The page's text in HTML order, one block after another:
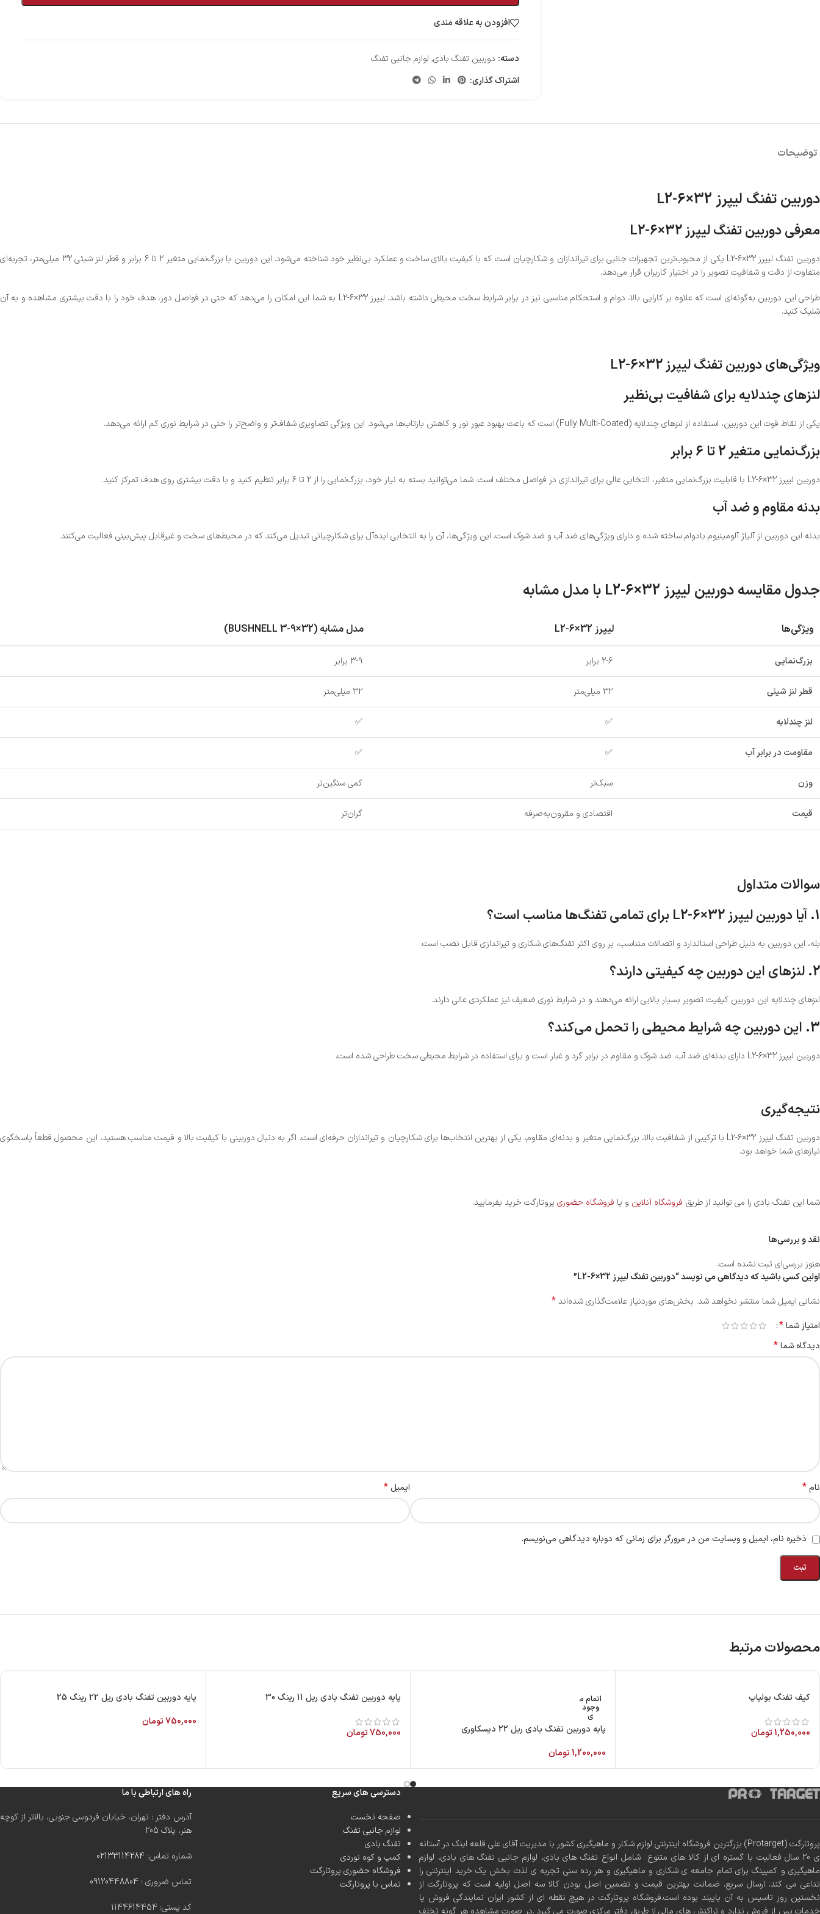
افزودن به علاقه مندی
دسته: دوربین تفنگ بادی, لوازم جانبی تفنگ
اشتراک گذاری:
توضیحات
دوربین تفنگ لیپرز L2-6×32
معرفی دوربین تفنگ لیپرز L2-6×32
دوربین تفنگ لیپرز L2-6×32 یکی از محبوب‌ترین تجهیزات جانبی برای تیراندازان و شکارچیان است که با کیفیت بالای ساخت و عملکرد بی‌نظیر خود شناخته می‌شود. این دوربین با بزرگ‌نمایی متغیر 2 تا 6 برابر و قطر لنز شیئی 32 میلی‌متر، تجربه‌ای
متفاوت از دقت و شفافیت تصویر را در اختیار کاربران قرار می‌دهد.
طراحی این دوربین به‌گونه‌ای است که علاوه بر کارایی بالا، دوام و استحکام مناسبی نیز در برابر شرایط سخت محیطی داشته باشد. لیپرز L2-6×32 به شما این امکان را می‌دهد که حتی در فواصل دور، هدف خود را با دقت بیشتری مشاهده و به آن
شلیک کنید.
ویژگی‌های دوربین تفنگ لیپرز L2-6×32
لنزهای چندلایه برای شفافیت بی‌نظیر
یکی از نقاط قوت این دوربین، استفاده از لنزهای چندلایه (Fully Multi-Coated) است که باعث بهبود عبور نور و کاهش بازتاب‌ها می‌شود. این ویژگی تصاویری شفاف‌تر و واضح‌تر را حتی در شرایط نوری کم ارائه می‌دهد.
بزرگ‌نمایی متغیر 2 تا 6 برابر
دوربین لیپرز L2-6×32 با قابلیت بزرگ‌نمایی متغیر، انتخابی عالی برای تیراندازی در فواصل مختلف است. شما می‌توانید بسته به نیاز خود، بزرگ‌نمایی را از 2 تا 6 برابر تنظیم کنید و با دقت بیشتری روی هدف تمرکز کنید.
بدنه مقاوم و ضد آب
بدنه این دوربین از آلیاژ آلومینیوم بادوام ساخته شده و دارای ویژگی‌های ضد آب و ضد شوک است. این ویژگی‌ها، آن را به انتخابی ایده‌آل برای شکارچیانی تبدیل می‌کند که در محیط‌های سخت و غیرقابل پیش‌بینی فعالیت می‌کنند.
جدول مقایسه دوربین لیپرز L2-6×32 با مدل مشابه
ویژگی‌ها لیپرز L2-6×32 مدل مشابه (BUSHNELL 3-9×32)
بزرگ‌نمایی 2-6 برابر 3-9 برابر
قطر لنز شیئی 32 میلی‌متر 32 میلی‌متر
لنز چندلایه ✅
✅
مقاومت در برابر آب ✅
✅
وزن سبک‌تر کمی سنگین‌تر
قیمت اقتصادی و مقرون‌به‌صرفه گران‌تر
سوالات متداول
1. آیا دوربین لیپرز L2-6×32 برای تمامی تفنگ‌ها مناسب است؟
بله، این دوربین به دلیل طراحی استاندارد و اتصالات متناسب، بر روی اکثر تفنگ‌های شکاری و تیراندازی قابل نصب است.
2. لنزهای این دوربین چه کیفیتی دارند؟
لنزهای چندلایه این دوربین کیفیت تصویر بسیار بالایی ارائه می‌دهند و در شرایط نوری ضعیف نیز عملکردی عالی دارند.
3. این دوربین چه شرایط محیطی را تحمل می‌کند؟
دوربین لیپرز L2-6×32 دارای بدنه‌ای ضد آب، ضد شوک و مقاوم در برابر گرد و غبار است و برای استفاده در شرایط محیطی سخت طراحی شده است.
نتیجه‌گیری
دوربین تفنگ لیپرز L2-6×32 با ترکیبی از شفافیت بالا، بزرگ‌نمایی متغیر و بدنه‌ای مقاوم، یکی از بهترین انتخاب‌ها برای شکارچیان و تیراندازان حرفه‌ای است. اگر به دنبال دوربینی با کیفیت بالا و قیمت مناسب هستید، این محصول قطعاً پاسخگوی
نیازهای شما خواهد بود.
شما این تفنگ بادی را می توانید از طریق فروشگاه آنلاین و یا فروشگاه حضوری پروتارگت خرید بفرمایید.
نقد و بررسی‌ها
هنوز بررسی‌ای ثبت نشده است.
اولین کسی باشید که دیدگاهی می نویسد “دوربین تفنگ لیپرز L2-6×32”
نشانی ایمیل شما منتشر نخواهد شد. بخش‌های موردنیاز علامت‌گذاری شده‌اند*
امتیاز شما*
دیدگاه شما*
نام* ایمیل *
ذخیره نام، ایمیل و وبسایت من در مرورگر برای زمانی که دوباره دیدگاهی می‌نویسم.
محصولات مرتبط
کیف تفنگ بولپاپ
1,250,000تومان
اتمام م
وجود
ی
پایه دوربین تفنگ بادی ریل 22 دیسکاوری
1,200,000تومان
پایه دوربین تفنگ بادی ریل 11 رینگ 30
750,000تومان
پایه دوربین تفنگ بادی ریل 22 رینگ 25
750,000تومان
پروتارگت (Protarget) بزرگترین فروشگاه اینترنتی لوازم شکار و ماهیگیری کشور با مدیریت آقای علی قلعه اینک در آستانه
ی 20 سال فعالیت با گستره ای از کالا های متنوع شامل انواع تفنگ های بادی، لوازم جانبی تفنگ های بادی، لوازم
ماهیگیری و کمپینگ برای تمام جامعه ی شکاری و ماهیگیری و هر رده سنی تجربه ی لذت بخش یک خرید اینترنتی را
تداعی می کند. ارسال سریع، ضمانت بهترین قیمت و تضمین اصل بودن کالا سه اصل اولیه است که پروتارگت از
نخستین روز تاسیس به آن پایبند بوده است.فروشگاه پروتارگت در هیچ نقطه ای از کشور ایران نمایندگی فروش یا
خدمات پس از فروش ندارد و تراکنش های مالی از طریق دفتر مرکزی صورت می گیرد .در صورت مشاهده هر گونه تخلف
دسترسی های سریع
صفحه نخست
لوازم جانبی تفنگ
تفنگ بادی
کمپ و کوه نوردی
فروشگاه حضوری پروتارگت
تماس با پروتارگت
راه های ارتباطی با ما
آدرس دفتر : تهران، خیابان فردوسی جنوبی، بالاتر از کوچه
هنر، پلاک 205
شماره تماس: 02133114284
تماس ضروری : 09120448804
کد پستی: 1144614454